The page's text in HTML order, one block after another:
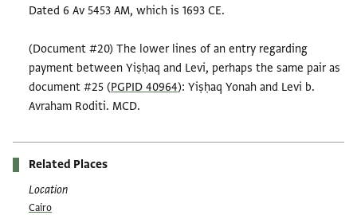
Dated 6 Av 5453 AM, which is 1693 CE.
(Document #20) The lower lines of an entry regarding
payment between Yiṣḥaq and Levi, perhaps the same pair as
document #25 (PGPID 40964): Yiṣḥaq Yonah and Levi b.
Avraham Roditi. MCD.
Related Places
Location
Cairo